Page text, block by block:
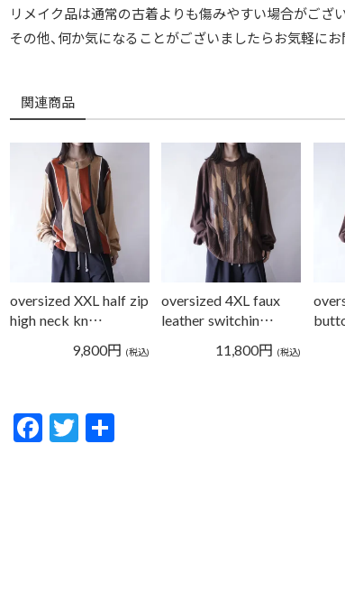
リメイク品は通常の古着よりも傷みやすい場合がござい
その他、何か気になることがございましたらお気軽にお
関連商品
oversized XXL half zip
high neck kn…
9,800円 (税込)
oversized 4XL faux
leather switchin…
11,800円 (税込)
F
ac
T
w